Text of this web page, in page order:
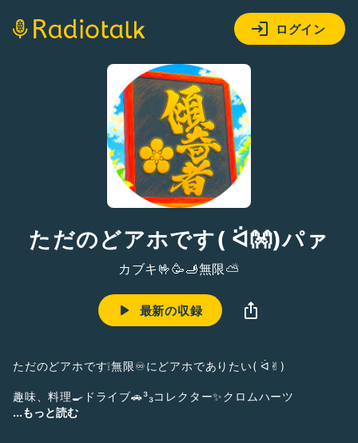
ログイン
ただのどアホです( ᐛ👐)パァ
カブキ🤟🥳🫸無限️️️⛅️
最新の収録
ただのどアホです❕無限♾にどアホでありたい( ᐛ✌︎)
趣味、料理🍳ドライブ🚗³₃コレクター✨️クロムハーツ
...もっと読む